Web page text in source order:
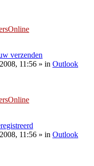
verzenden
11:56 » in Outlook
11:56 » in Outlook